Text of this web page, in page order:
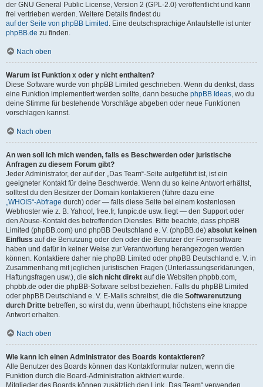
der GNU General Public License, Version 2 (GPL-2.0) veröffentlicht und kann
frei vertrieben werden. Weitere Details findest du
auf der Seite von phpBB Limited . Eine deutschsprachige Anlaufstelle ist unter
phpBB.de zu finden.
Nach oben
Warum ist Funktion x oder y nicht enthalten?
Diese Software wurde von phpBB Limited geschrieben. Wenn du denkst, dass
eine Funktion implementiert werden sollte, dann besuche phpBB Ideas, wo du
deine Stimme für bestehende Vorschläge abgeben oder neue Funktionen
vorschlagen kannst.
Nach oben
An wen soll ich mich wenden, falls es Beschwerden oder juristische
Anfragen zu diesem Forum gibt?
Jeder Administrator, der auf der „Das Team“-Seite aufgeführt ist, ist ein
geeigneter Kontakt für deine Beschwerde. Wenn du so keine Antwort erhältst,
solltest du den Besitzer der Domain kontaktieren (führe dazu eine
„WHOIS“-Abfrage durch) oder — falls diese Seite bei einem kostenlosen
Webhoster wie z. B. Yahoo!, free.fr, funpic.de usw. liegt — den Support oder
den Abuse-Kontakt des betreffenden Dienstes. Bitte beachte, dass phpBB
Limited (phpBB.com) und phpBB Deutschland e. V. (phpBB.de) absolut keinen
Einfluss auf die Benutzung oder den oder die Benutzer der Forensoftware
haben und dafür in keiner Weise zur Verantwortung herangezogen werden
können. Kontaktiere daher nie phpBB Limited oder phpBB Deutschland e. V. in
Zusammenhang mit jeglichen juristischen Fragen (Unterlassungserklärungen,
Haftungsfragen usw.), die sich nicht direkt auf die Websiten phpbb.com,
phpbb.de oder die phpBB-Software selbst beziehen. Falls du phpBB Limited
oder phpBB Deutschland e. V. E-Mails schreibst, die die Softwarenutzung
durch Dritte betreffen, so wirst du, wenn überhaupt, höchstens eine knappe
Antwort erhalten.
Nach oben
Wie kann ich einen Administrator des Boards kontaktieren?
Alle Benutzer des Boards können das Kontaktformular nutzen, wenn die
Funktion durch die Board-Administration aktiviert wurde.
Mitglieder des Boards können zusätzlich den Link „Das Team“ verwenden.